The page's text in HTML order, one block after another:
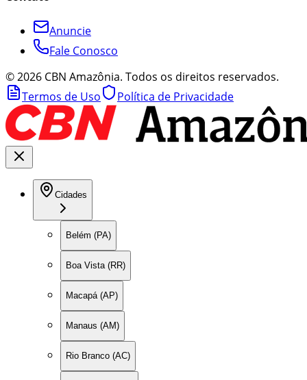
Anuncie
Fale Conosco
©2026 CBN Amazônia. Todos os direitos reservados.
Termos de Uso
Política de Privacidade
Cidades
Belém (PA)
Boa Vista (RR)
Macapá (AP)
Manaus (AM)
Rio Branco (AC)